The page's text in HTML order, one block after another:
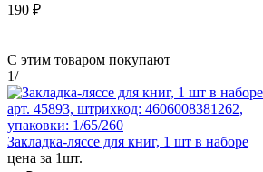
190 ₽
С этим товаром покупают
1/
арт. 45893, штрихкод: 4606008381262,
упаковки: 1/65/260
Закладка-ляссе для книг, 1 шт в наборе
цена за 1шт.